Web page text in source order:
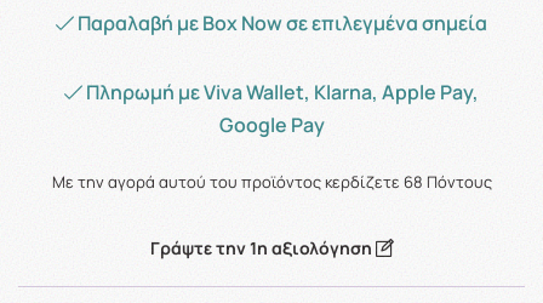
Παραλαβή με Box Now σε επιλεγμένα σημεία
Πληρωμή με Viva Wallet, Klarna, Apple Pay,
Google Pay
Με την αγορά αυτού του προϊόντος κερδίζετε 68 Πόντους
Γράψτε την 1η αξιολόγηση